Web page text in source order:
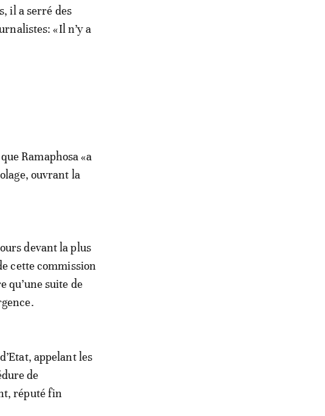
il a serré des
«Il n’y a
Ramaphosa «a
ouvrant la
devant la plus
cette commission
qu’une suite de
appelant les
de
réputé fin